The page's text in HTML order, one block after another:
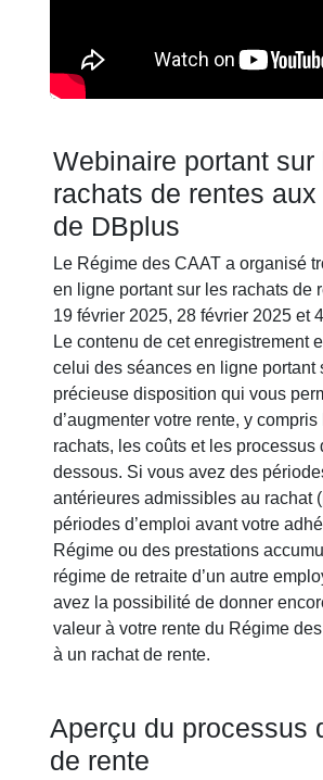
Webinaire portant sur
rachats de rentes
de DBplus
Le Régime des CAAT a organisé
en ligne portant sur les rachats de
19 février 2025, 28 février 2025 et
Le contenu de cet enregistrement
celui des séances en ligne portant
précieuse disposition qui vous
d’augmenter votre rente, y
rachats, les coûts et les processus
dessous. Si vous avez des
antérieures admissibles au rachat
périodes d’emploi avant votre
Régime ou des prestations
régime de retraite d’un autre
avez la possibilité de donner
valeur à votre rente du Régime
à un rachat de rente.
Aperçu du processus
de rente